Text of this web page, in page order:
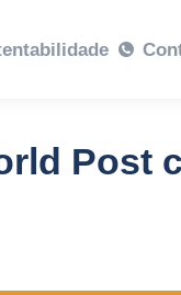
Post